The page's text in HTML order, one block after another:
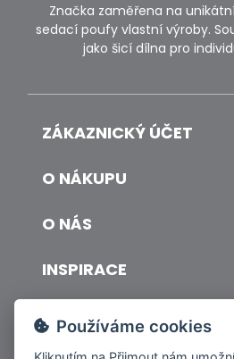
Značka zaměřena na
sedací poufy vlastní výroby.
jako šicí dílna pro
ZÁKAZNICKÝ ÚČET
O NÁKUPU
O NÁS
INSPIRACE
DOPRAVA A PLATBA
Používáme cookies